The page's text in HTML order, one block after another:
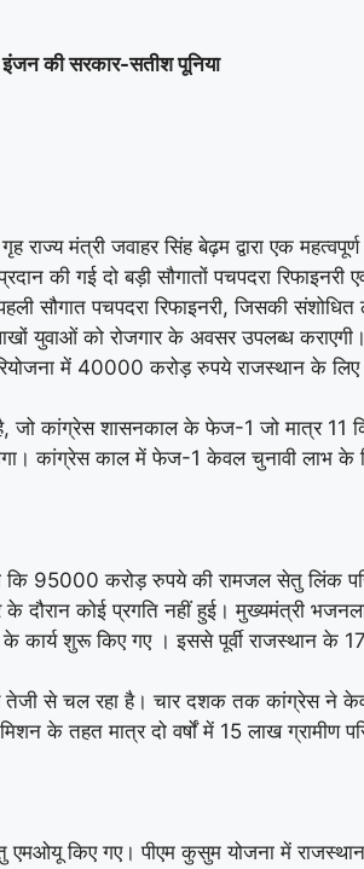
इंजन की सरकार-सतीश पूनिया
राज्य मंत्री जवाहर सिंह बेढ़म द्वारा एक
की गई दो बड़ी सौगातों पचपदरा
सौगात पचपदरा रिफाइनरी, जिसकी
युवाओं को रोजगार के अवसर उपलब्ध
में 40000 करोड़ रुपये राजस्थान के
कांग्रेस शासनकाल के फेज-1 जो मात्र 11
कांग्रेस काल में फेज-1 केवल चुनावी लाभ के
कि 95000 करोड़ रुपये की रामजल सेतु लिंक
कोई प्रगति नहीं हुई। मुख्यमंत्री भजनलाल
कार्य शुरू किए गए । इससे पूर्वी राजस्थान के
से चल रहा है। चार दशक तक कांग्रेस ने केवल
के तहत मात्र दो वर्षों में 15 लाख ग्रामीण
किए गए। पीएम कुसुम योजना में